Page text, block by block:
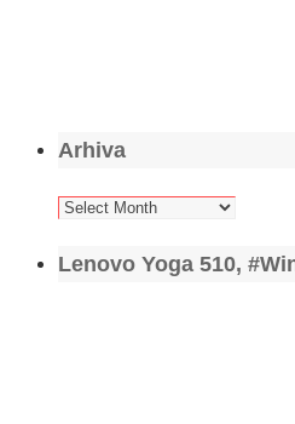
Arhiva
Arhiva
Lenovo Yoga 510,